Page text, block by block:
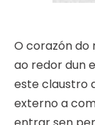
O corazón do
ao redor dun
este claustro
externo a